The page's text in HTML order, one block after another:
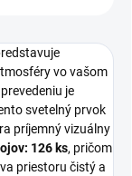
vo vašom
je
svetelný prvok
príjemný vizuálny
126 ks, pričom
priestoru čistý a